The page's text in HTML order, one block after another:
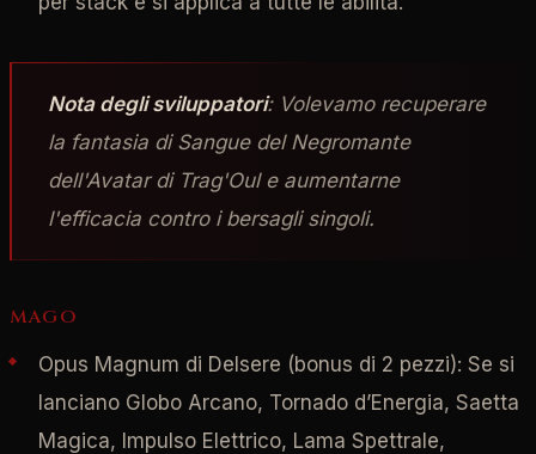
Nota degli sviluppatori: Volevamo recuperare
la fantasia di Sangue del Negromante
dell'Avatar di Trag'Oul e aumentarne
l'efficacia contro i bersagli singoli.
MAGO
Opus Magnum di Delsere (bonus di 2 pezzi): Se si
lanciano Globo Arcano, Tornado d’Energia, Saetta
Magica, Impulso Elettrico, Lama Spettrale,